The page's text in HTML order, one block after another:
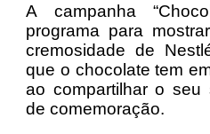
A campanha
programa para
cremosidade de
que o chocolate tem
ao compartilhar o seu
de comemoração.